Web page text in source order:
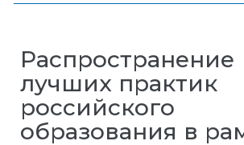
Распространение
лучших практик
российского
образования в